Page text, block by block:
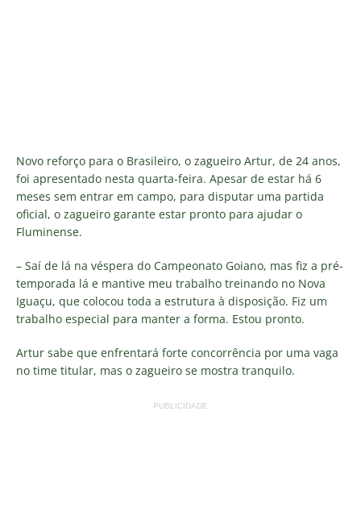
Novo reforço para o Brasileiro, o zagueiro Artur, de 24 anos,
foi apresentado nesta quarta-feira. Apesar de estar há 6
meses sem entrar em campo, para disputar uma partida
oficial, o zagueiro garante estar pronto para ajudar o
Fluminense.
– Saí de lá na véspera do Campeonato Goiano, mas fiz a pré-
temporada lá e mantive meu trabalho treinando no Nova
Iguaçu, que colocou toda a estrutura à disposição. Fiz um
trabalho especial para manter a forma. Estou pronto.
Artur sabe que enfrentará forte concorrência por uma vaga
no time titular, mas o zagueiro se mostra tranquilo.
PUBLICIDADE